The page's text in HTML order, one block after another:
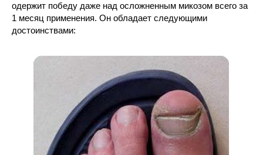
одержит победу даже над осложненным микозом всего за
1 месяц применения. Он обладает следующими
достоинствами: